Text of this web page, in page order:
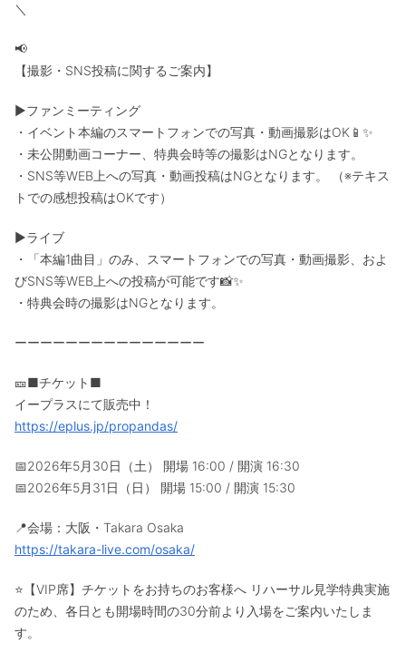
＼
📢
【撮影・SNS投稿に関するご案内】
▶ファンミーティング
・イベント本編のスマートフォンでの写真・動画撮影はOK📱✨
・未公開動画コーナー、特典会時等の撮影はNGとなります。
・SNS等WEB上への写真・動画投稿はNGとなります。 （※テキス
トでの感想投稿はOKです）
▶ライブ
・「本編1曲目」のみ、スマートフォンでの写真・動画撮影、およ
びSNS等WEB上への投稿が可能です📸✨
・特典会時の撮影はNGとなります。
ーーーーーーーーーーーーーーー
🎫■チケット■
イープラスにて販売中！
https://eplus.jp/propandas/
📅2026年5月30日（土） 開場 16:00 / 開演 16:30
📅2026年5月31日（日） 開場 15:00 / 開演 15:30
📍会場：大阪・Takara Osaka
https://takara-live.com/osaka/
⭐【VIP席】チケットをお持ちのお客様へ リハーサル見学特典実施
のため、各日とも開場時間の30分前より入場をご案内いたしま
す。